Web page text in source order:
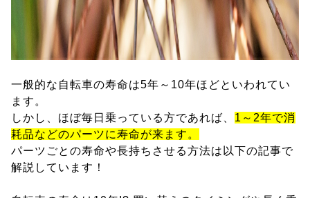
一般的な自転車の寿命は5年～10年ほどといわれてい
ます。
しかし、ほぼ毎日乗っている方であれば、 1～2年で消
耗品などのパーツに寿命が来ます。
パーツごとの寿命や長持ちさせる方法は以下の記事で
解説しています！